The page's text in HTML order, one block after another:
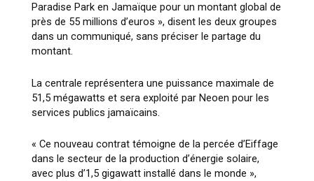
Paradise Park en Jamaïque pour un montant global de
près de 55 millions d’euros », disent les deux groupes
dans un communiqué, sans préciser le partage du
montant.
La centrale représentera une puissance maximale de
51,5 mégawatts et sera exploité par Neoen pour les
services publics jamaïcains.
« Ce nouveau contrat témoigne de la percée d’Eiffage
dans le secteur de la production d’énergie solaire,
avec plus d’1,5 gigawatt installé dans le monde »,